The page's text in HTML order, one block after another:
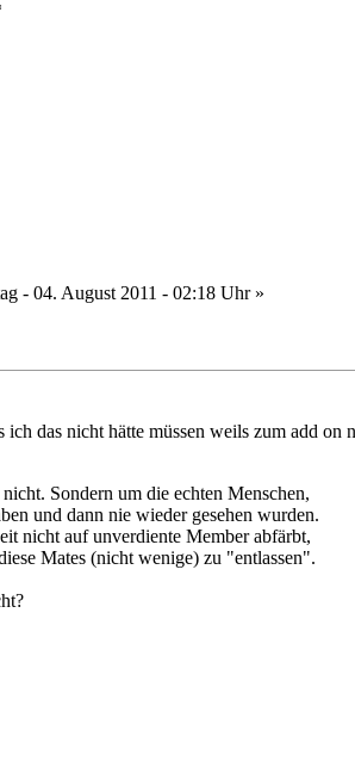
- 04. August 2011 - 02:18 Uhr »
ich das nicht hätte müssen weils zum add on
Sondern um die echten Menschen,
und dann nie wieder gesehen wurden.
nicht auf unverdiente Member abfärbt,
Mates (nicht wenige) zu "entlassen".